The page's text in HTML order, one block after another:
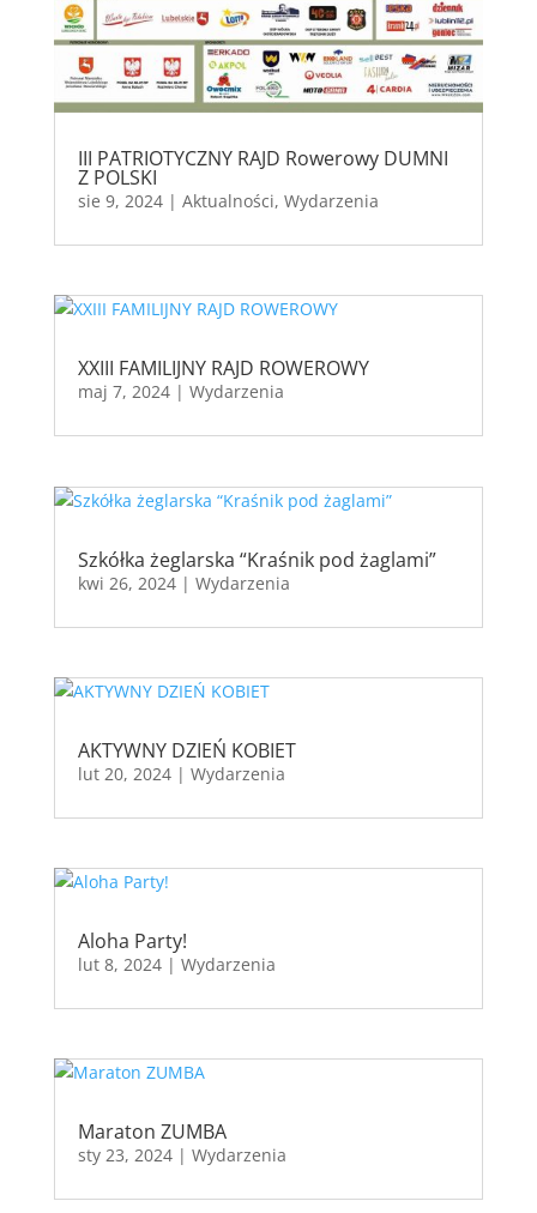
III PATRIOTYCZNY RAJD Rowerowy DUMNI
Z POLSKI
sie 9, 2024| Aktualności, Wydarzenia
XXIII FAMILIJNY RAJD ROWEROWY
maj 7, 2024| Wydarzenia
Szkółka żeglarska “Kraśnik pod żaglami”
kwi 26, 2024| Wydarzenia
AKTYWNY DZIEŃ KOBIET
lut 20, 2024| Wydarzenia
Aloha Party!
lut 8, 2024| Wydarzenia
Maraton ZUMBA
sty 23, 2024| Wydarzenia